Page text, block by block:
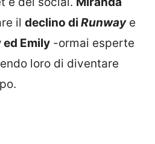
il declino di Runwaye
Emily -ormai esperte
loro di diventare